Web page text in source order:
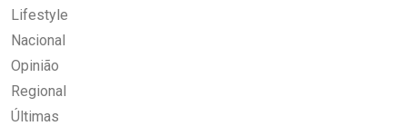
Lifestyle
Nacional
Opinião
Regional
Últimas